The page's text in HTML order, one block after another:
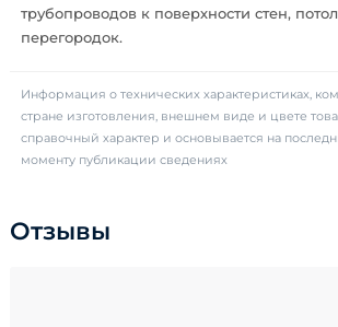
трубопроводов к поверхности стен,
перегородок.
Информация о технических характеристиках,
стране изготовления, внешнем виде и цвете
справочный характер и основывается на
моменту публикации сведениях
Отзывы